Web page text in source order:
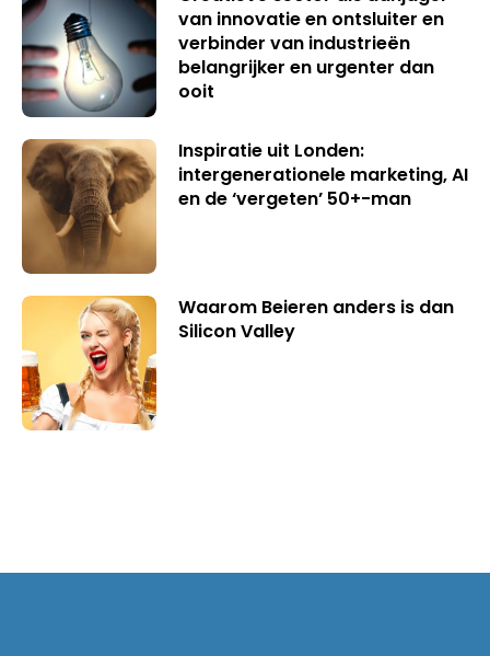
van innovatie en ontsluiter en
verbinder van industrieën
belangrijker en urgenter dan
ooit
Inspiratie uit Londen:
intergenerationele marketing, AI
en de ‘vergeten’ 50+-man
Waarom Beieren anders is dan
Silicon Valley